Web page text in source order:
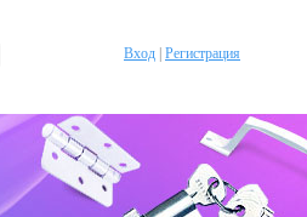
Вход Регистрация